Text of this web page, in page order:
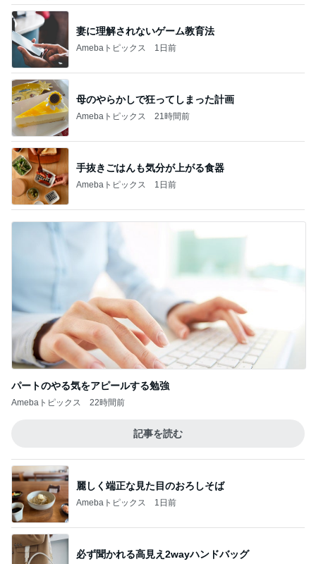
妻に理解されないゲーム教育法
Amebaトピックス 1日前
母のやらかしで狂ってしまった計画
Amebaトピックス 21時間前
手抜きごはんも気分が上がる食器
Amebaトピックス 1日前
パートのやる気をアピールする勉強
Amebaトピックス 22時間前
記事を読む
麗しく端正な見た目のおろしそば
Amebaトピックス 1日前
必ず聞かれる高見え2wayハンドバッグ